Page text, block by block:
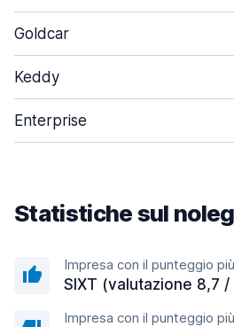
Goldcar
Keddy
Enterprise
Statistiche sul
Impresa con il punteggio
SIXT (valutazione 8,7 /
Impresa con il punteggio